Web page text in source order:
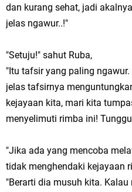
dan kurang sehat, jadi
jelas ngawur..!"
"Setuju!" sahut Ruba,
"Itu tafsir yang paling
jelas tafsirnya
kejayaan kita, mari kita
menyelimuti rimba ini!
"Jika ada yang mencoba
tidak menghendaki kejayaan
"Berarti dia musuh kita.